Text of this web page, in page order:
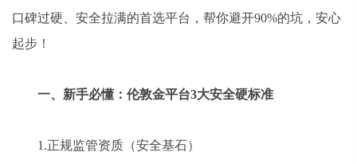
口碑过硬、安全拉满的首选平台，帮你避开90%的坑，安心
起步！
一、新手必懂：伦敦金平台3大安全硬标准
1.正规监管资质（安全基石）